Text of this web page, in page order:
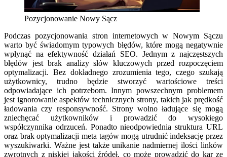
Pozycjonowanie Nowy Sącz
Podczas pozycjonowania stron internetowych w Nowym Sączu
warto być świadomym typowych błędów, które mogą negatywnie
wpłynąć na efektywność działań SEO. Jednym z najczęstszych
błędów jest brak analizy słów kluczowych przed rozpoczęciem
optymalizacji. Bez dokładnego zrozumienia tego, czego szukają
użytkownicy, trudno będzie stworzyć wartościowe treści
odpowiadające ich potrzebom. Innym powszechnym problemem
jest ignorowanie aspektów technicznych strony, takich jak prędkość
ładowania czy responsywność. Strony wolno ładujące się mogą
zniechęcać użytkowników i prowadzić do wysokiego
współczynnika odrzuceń. Ponadto nieodpowiednia struktura URL
oraz brak optymalizacji meta tagów mogą utrudnić indeksację przez
wyszukiwarki. Ważne jest także unikanie nadmiernej ilości linków
zwrotnych z niskiej jakości źródeł, co może prowadzić do kar ze